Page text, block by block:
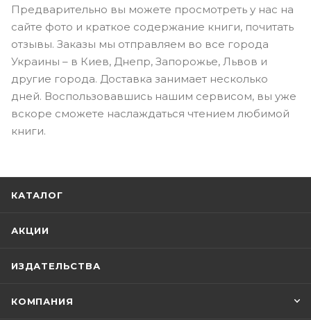
Предварительно вы можете просмотреть у нас на
сайте фото и краткое содержание книги, почитать
отзывы. Заказы мы отправляем во все города
Украины – в Киев, Днепр, Запорожье, Львов и
другие города. Доставка занимает несколько
дней. Воспользовавшись нашим сервисом, вы уже
вскоре сможете наслаждаться чтением любимой
книги.
КАТАЛОГ
АКЦИИ
ИЗДАТЕЛЬСТВА
КОМПАНИЯ